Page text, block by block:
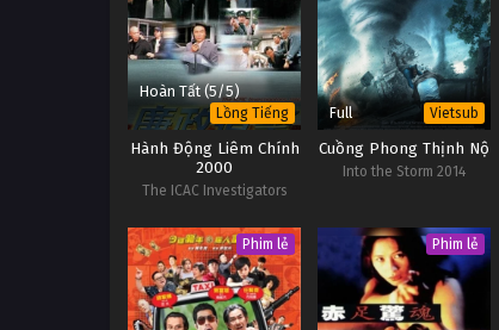
Hoàn Tất (5/5)
Lồng Tiếng
Hành Động Liêm Chính
2000
The ICAC Investigators
Full Vietsub
Cuồng Phong Thịnh Nộ
Into the Storm 2014
Phim lẻ Phim lẻ